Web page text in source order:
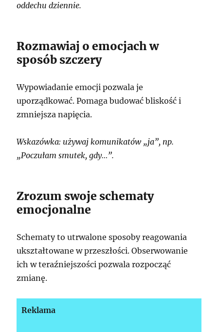
oddechu dziennie.
Rozmawiaj o emocjach w
sposób szczery
Wypowiadanie emocji pozwala je
uporządkować. Pomaga budować bliskość i
zmniejsza napięcia.
Wskazówka: używaj komunikatów „ja”, np.
„Poczułam smutek, gdy…”.
Zrozum swoje schematy
emocjonalne
Schematy to utrwalone sposoby reagowania
ukształtowane w przeszłości. Obserwowanie
ich w teraźniejszości pozwala rozpocząć
zmianę.
Reklama